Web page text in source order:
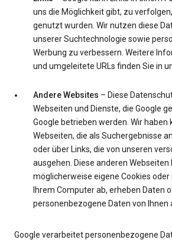
uns die Möglichkeit gibt, zu
genutzt wurden. Wir nutzen diese
unserer Suchtechnologie sowie
Werbung zu verbessern. Weitere
und umgeleitete URLs finden Sie in
Andere Websites – Diese
Webseiten und Dienste, die Google
Google betrieben werden. Wir haben
Webseiten, die als Suchergebnisse
oder über Links, die von unseren
ausgehen. Diese anderen Webseiten
möglicherweise eigene Cookies
Ihrem Computer ab, erheben Daten
personenbezogene Daten von Ihnen
Google verarbeitet personenbezogene